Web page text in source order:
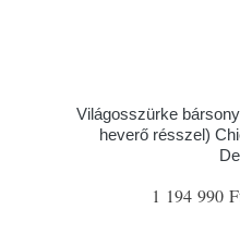
Világosszürke
heverő résszel)
1 194 990